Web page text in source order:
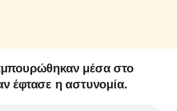
μέσα στο
έφτασε η αστυνομία.